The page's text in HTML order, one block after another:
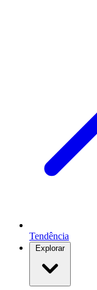
Tendência
Explorar